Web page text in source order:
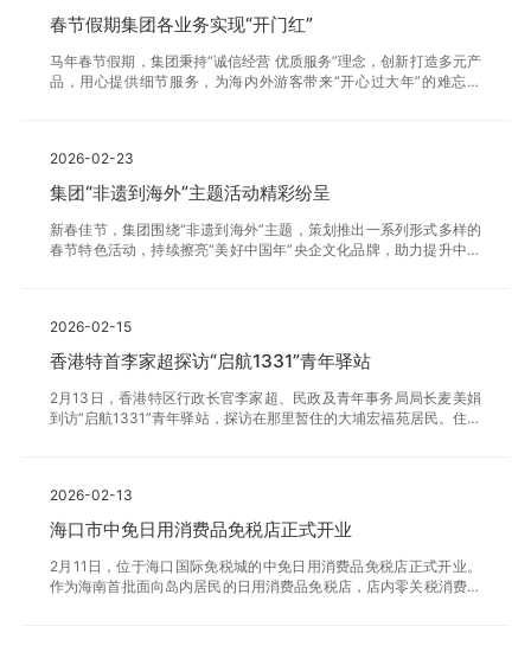
春节假期集团各业务实现“开门红”
马年春节假期，集团秉持“诚信经营 优质服务”理念，创新打造多元产
品，用心提供细节服务，为海内外游客带来“开心过大年”的难忘体
2026-02-23
集团“非遗到海外”主题活动精彩纷呈
新春佳节，集团围绕“非遗到海外”主题，策划推出一系列形式多样的
春节特色活动，持续擦亮“美好中国年”央企文化品牌，助力提升中华
2026-02-15
香港特首李家超探访“启航1331”青年驿站
2月13日，香港特区行政长官李家超、民政及青年事务局局长麦美娟
到访“启航1331”青年驿站，探访在那里暂住的大埔宏福苑居民。住户
2026-02-13
海口市中免日用消费品免税店正式开业
2月11日，位于海口国际免税城的中免日用消费品免税店正式开业。
作为海南首批面向岛内居民的日用消费品免税店，店内零关税消费品